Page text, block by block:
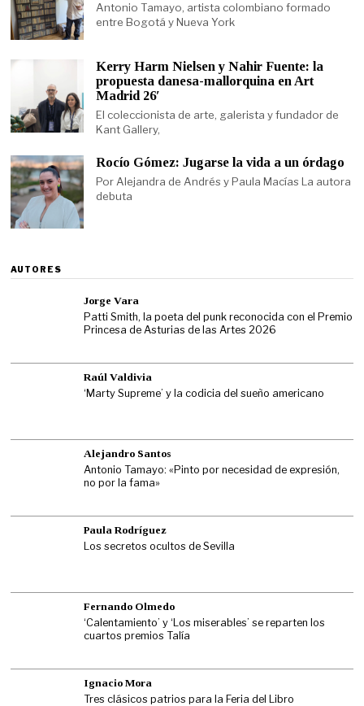
Antonio Tamayo, artista colombiano formado
entre Bogotá y Nueva York
Kerry Harm Nielsen y Nahir Fuente: la
propuesta danesa-mallorquina en Art
Madrid 26′
El coleccionista de arte, galerista y fundador de
Kant Gallery,
Rocío Gómez: Jugarse la vida a un órdago
Por Alejandra de Andrés y Paula Macías La autora
debuta
AUTORES
Jorge Vara
Patti Smith, la poeta del punk reconocida con el Premio
Princesa de Asturias de las Artes 2026
Raúl Valdivia
‘Marty Supreme’ y la codicia del sueño americano
Alejandro Santos
Antonio Tamayo: «Pinto por necesidad de expresión,
no por la fama»
Paula Rodríguez
Los secretos ocultos de Sevilla
Fernando Olmedo
‘Calentamiento’ y ‘Los miserables’ se reparten los
cuartos premios Talía
Ignacio Mora
Tres clásicos patrios para la Feria del Libro